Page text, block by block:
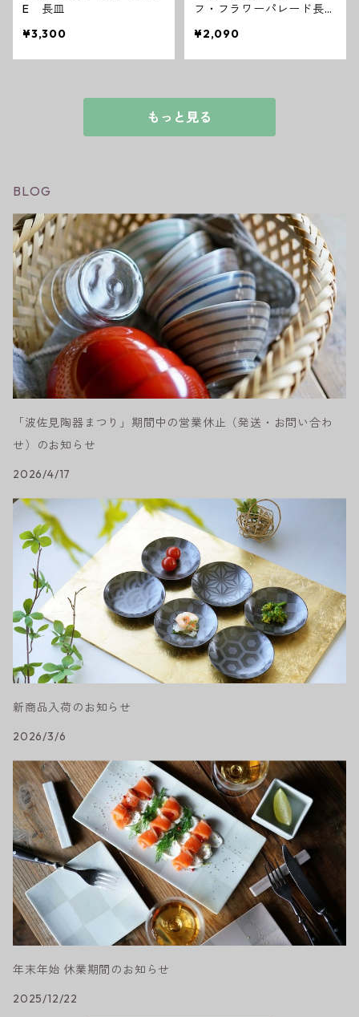
E 長皿
¥3,300
フ・フラワーパレード長
¥2,090
もっと見る
BLOG
「波佐見陶器まつり」期間中の営業休止（発送・お問い合わ
せ）のお知らせ
2026/4/17
新商品入荷のお知らせ
2026/3/6
年末年始 休業期間のお知らせ
2025/12/22